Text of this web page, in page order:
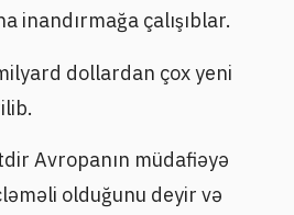
inandırmağa çalışıblar.
dollardan çox yeni
Avropanın müdafiəyə
olduğunu deyir və